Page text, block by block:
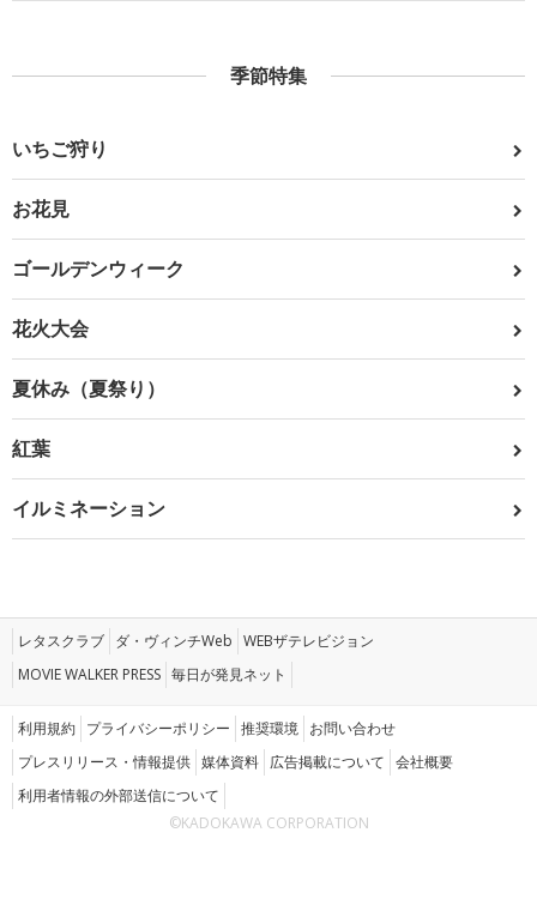
季節特集
いちご狩り
お花見
ゴールデンウィーク
花火大会
夏休み（夏祭り）
紅葉
イルミネーション
レタスクラブ ダ・ヴィンチWeb WEBザテレビジョン
MOVIE WALKER PRESS 毎日が発見ネット
利用規約 プライバシーポリシー 推奨環境 お問い合わせ
プレスリリース・情報提供 媒体資料 広告掲載について 会社概要
利用者情報の外部送信について
©KADOKAWA CORPORATION